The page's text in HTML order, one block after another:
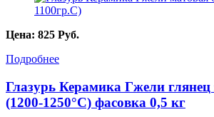
Цена: 825 Руб.
Подробнее
Глазурь Керамика Гжели глянец
(1200-1250°С) фасовка 0,5 кг